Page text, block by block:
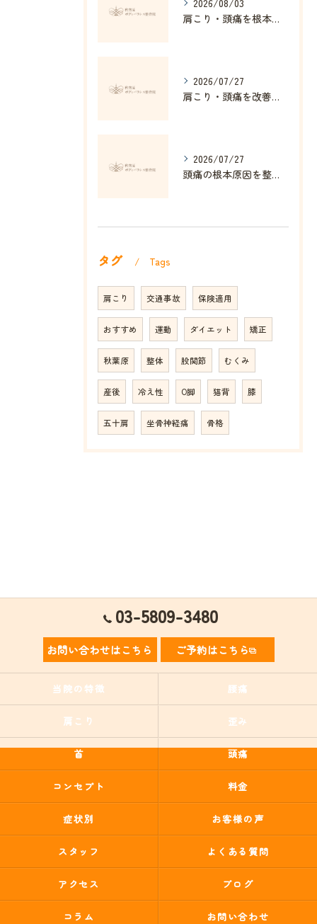
2026/08/03
肩こり・頭痛を根本改善する整体の秘訣
2026/07/27
肩こり・頭痛を改善する姿勢矯正の効果とは
2026/07/27
頭痛の根本原因を整体で解消する方法
タグ Tags
肩こり 交通事故 保険適用
おすすめ 運動 ダイエット 矯正
秋葉原 整体 股関節 むくみ
産後 冷え性 O脚 猫背 膝
五十肩 坐骨神経痛 骨格
03-5809-3480
お問い合わせはこちら ご予約はこちら
当院の特徴 腰痛
肩こり 歪み
首 頭痛
コンセプト 料金
症状別 お客様の声
スタッフ よくある質問
アクセス ブログ
コラム お問い合わせ